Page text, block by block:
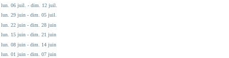
lun. 06 juil. - dim. 12 juil.
lun. 29 juin - dim. 05 juil.
lun. 22 juin - dim. 28 juin
lun. 15 juin - dim. 21 juin
lun. 08 juin - dim. 14 juin
lun. 01 juin - dim. 07 juin